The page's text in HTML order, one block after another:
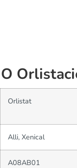
Orlistat
Alli, Xenical
A08AB01